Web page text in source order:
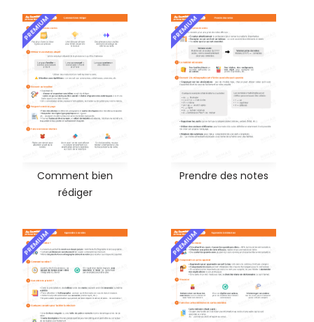
PREMIUM
Comment bien
rédiger
PREMIUM
Prendre des notes
PREMIUM PREMIUM